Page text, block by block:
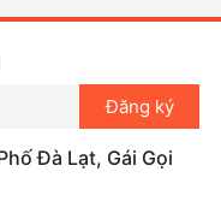
Đăng ký
Đà Lạt, Gái Gọi